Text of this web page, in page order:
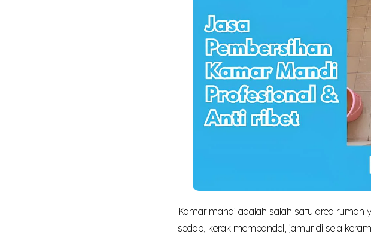
Kamar mandi adalah salah satu area rumah
sedap, kerak membandel, jamur di sela